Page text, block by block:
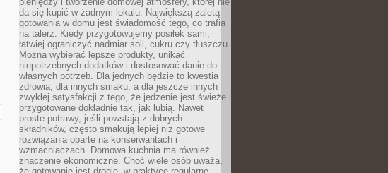
da się kupić w żadnym lokalu. Największą zaletą
gotowania w domu jest świadomość tego, co trafia
na talerz. Kiedy przygotowujemy posiłek sami,
łatwiej ograniczyć nadmiar soli, cukru czy tłuszczu.
Można wybierać lepsze produkty, unikać
niepotrzebnych dodatków i dostosować danie do
własnych potrzeb. Dla jednych będzie to kwestia
zdrowia, dla innych smaku, a dla jeszcze innych
zwykłej satysfakcji z tego, że jedzenie jest świeże i
przygotowane dokładnie tak, jak lubią. Nawet
proste potrawy, jeśli powstają z dobrych
składników, często smakują lepiej niż gotowe
rozwiązania oparte na konserwantach i
wzmacniaczach. Domowa kuchnia ma również
znaczenie ekonomiczne. Choć wiele osób uważa,